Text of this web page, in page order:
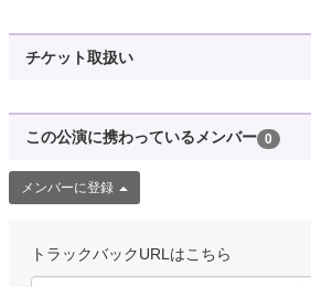
チケット取扱い
この公演に携わっているメンバー 0
メンバーに登録
トラックバックURLはこちら